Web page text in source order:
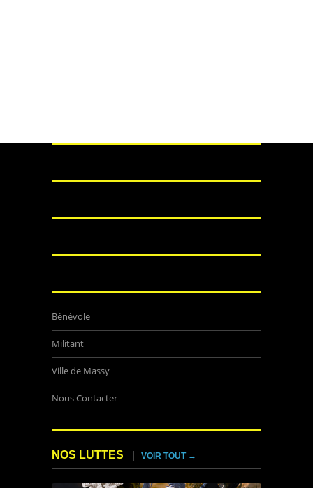
Bénévole
Militant
Ville de Massy
Nous Contacter
NOS LUTTES VOIR TOUT →